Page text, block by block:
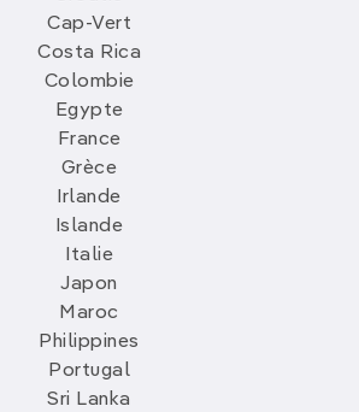
Cap-Vert
Costa Rica
Colombie
Egypte
France
Grèce
Irlande
Islande
Italie
Japon
Maroc
Philippines
Portugal
Sri Lanka